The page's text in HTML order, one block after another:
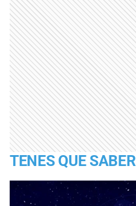
TENES QUE SABER